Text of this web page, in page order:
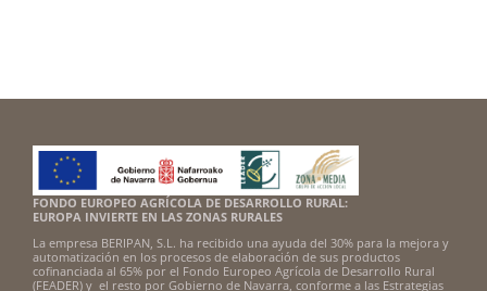
FONDO EUROPEO AGRÍCOLA DE DESARROLLO RURAL:
EUROPA INVIERTE EN LAS ZONAS RURALES
La empresa BERIPAN, S.L. ha recibido una ayuda del 30% para la mejora y
automatización en los procesos de elaboración de sus productos
cofinanciada al 65% por el Fondo Europeo Agrícola de Desarrollo Rural
(FEADER) y el resto por Gobierno de Navarra, conforme a las Estrategias